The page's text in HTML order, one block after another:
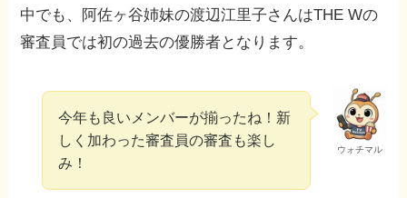
中でも、阿佐ヶ谷姉妹の渡辺江里子さんはTHE Wの
審査員では初の過去の優勝者となります。
ウォチマル
今年も良いメンバーが揃ったね！新
しく加わった審査員の審査も楽し
み！